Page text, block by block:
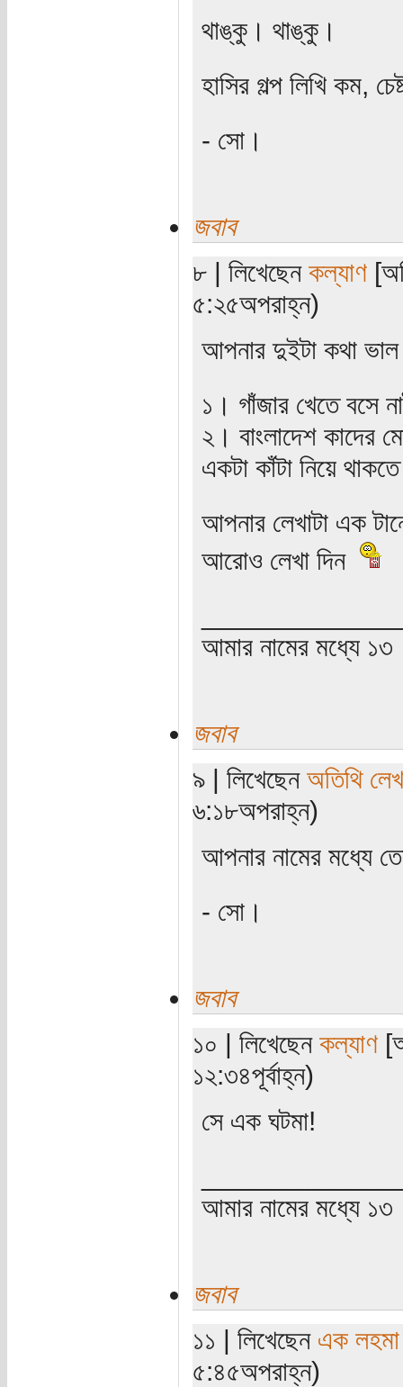
থাঙ্কু। থাঙ্কু।
হাসির গল্প লিখি কম,
- সো।
জবাব
৮ | লিখেছেন কল্যাণ
৫:২৫অপরাহ্ন)
আপনার দুইটা কথা
১। গাঁজার খেতে বসে
২। বাংলাদেশ কাদের
একটা কাঁটা নিয়ে
আপনার লেখাটা এক
আরোও লেখা দিন
আমার নামের মধ্যে ১৩
জবাব
৯ | লিখেছেন অতিথি
৬:১৮অপরাহ্ন)
আপনার নামের মধ্যে
- সো।
জবাব
১০ | লিখেছেন কল্যাণ
১২:৩৪পূর্বাহ্ন)
সে এক ঘটমা!
আমার নামের মধ্যে ১৩
জবাব
১১ | লিখেছেন এক লহমা
৫:৪৫অপরাহ্ন)